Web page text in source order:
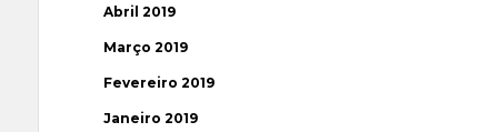
Abril 2019
Março 2019
Fevereiro 2019
Janeiro 2019